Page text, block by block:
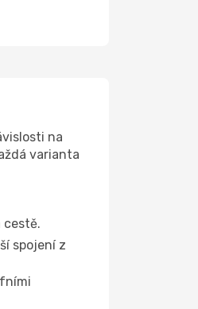
na
varianta
cestě.
spojení z